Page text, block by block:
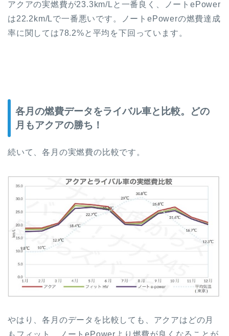
アクアの実燃費が23.3km/Lと一番良く、ノートePower
は22.2km/Lで一番悪いです。ノートePowerの燃費達成
率に関しては78.2%と平均を下回っています。
各月の燃費データをライバル車と比較。どの
月もアクアの勝ち！
続いて、各月の実燃費の比較です。
やはり、各月のデータを比較しても、アクアはどの月